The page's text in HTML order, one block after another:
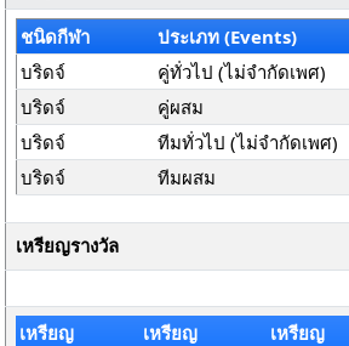
ชนิดกีฬา
ประเภท (Events)
บริดจ์
คู่ทั่วไป (ไม่จำกัดเพศ)
บริดจ์
คู่ผสม
บริดจ์
ทีมทั่วไป (ไม่จำกัดเพศ)
บริดจ์
ทีมผสม
เหรียญรางวัล
เหรียญ
เหรียญ
เหรียญ